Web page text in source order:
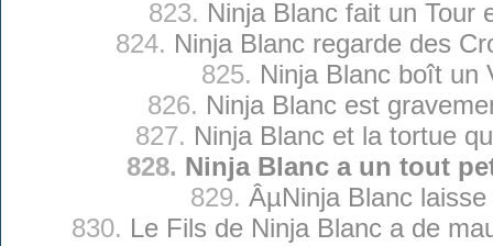
823. Ninja Blanc fait un Tour
824. Ninja Blanc regarde des
825. Ninja Blanc boît un
826. Ninja Blanc est
827. Ninja Blanc et la tortue
828. Ninja Blanc a un tout
829. ÂµNinja Blanc
830. Le Fils de Ninja Blanc a de